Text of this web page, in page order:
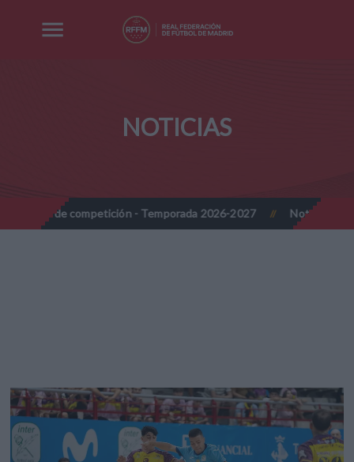
NOTICIAS
de competición - Temporada 2026-2027 // Nota Informativa